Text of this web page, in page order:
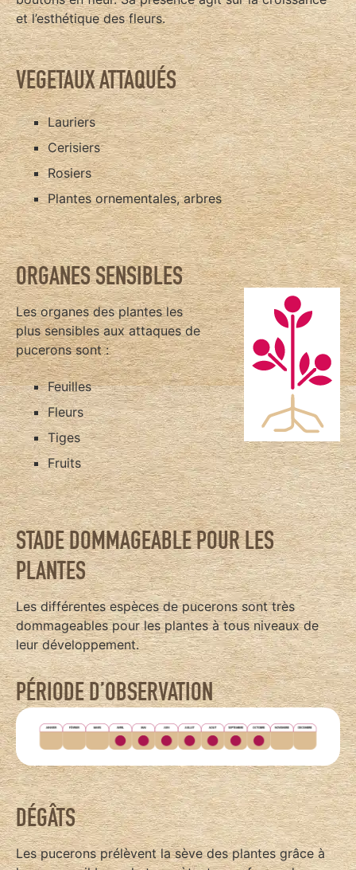
et l’esthétique des fleurs.
VEGETAUX ATTAQUÉS
Lauriers
Cerisiers
Rosiers
Plantes ornementales, arbres
ORGANES SENSIBLES
Les organes des plantes les
plus sensibles aux attaques de
pucerons sont :
Feuilles
Fleurs
Tiges
Fruits
STADE DOMMAGEABLE POUR LES
PLANTES
Les différentes espèces de pucerons sont très
dommageables pour les plantes à tous niveaux de
leur développement.
PÉRIODE D’OBSERVATION
DÉGÂTS
Les pucerons prélèvent la sève des plantes grâce à